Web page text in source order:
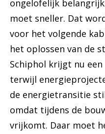
ongelofelijk
moet sneller. Dat
voor het volgende
het oplossen van de
Schiphol krijgt nu
terwijl
de energietransitie
omdat tijdens de
vrijkomt. Daar moet